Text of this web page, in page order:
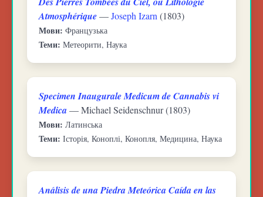
Atmosphérique—Joseph Izarn (1803)
Мови: Французька
Теми: Метеорити, Наука
Specimen Inaugurale Medicum de Cannabis vi
Medica— Michael Seidenschnur (1803)
Мови: Латинська
Теми: Історія, Коноплі, Конопля, Медицина, Наука
Análisis de una Piedra Meteórica Caída en las